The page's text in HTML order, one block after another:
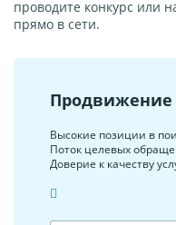
проводите конкурс или
прямо в сети.
Продвижение
Высокие позиции в
Поток целевых
Доверие к качеству